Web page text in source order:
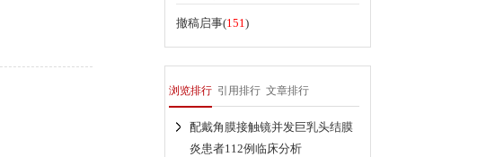
撤稿启事(151)
浏览排行 引用排行 文章排行
配戴角膜接触镜并发巨乳头结膜
炎患者112例临床分析